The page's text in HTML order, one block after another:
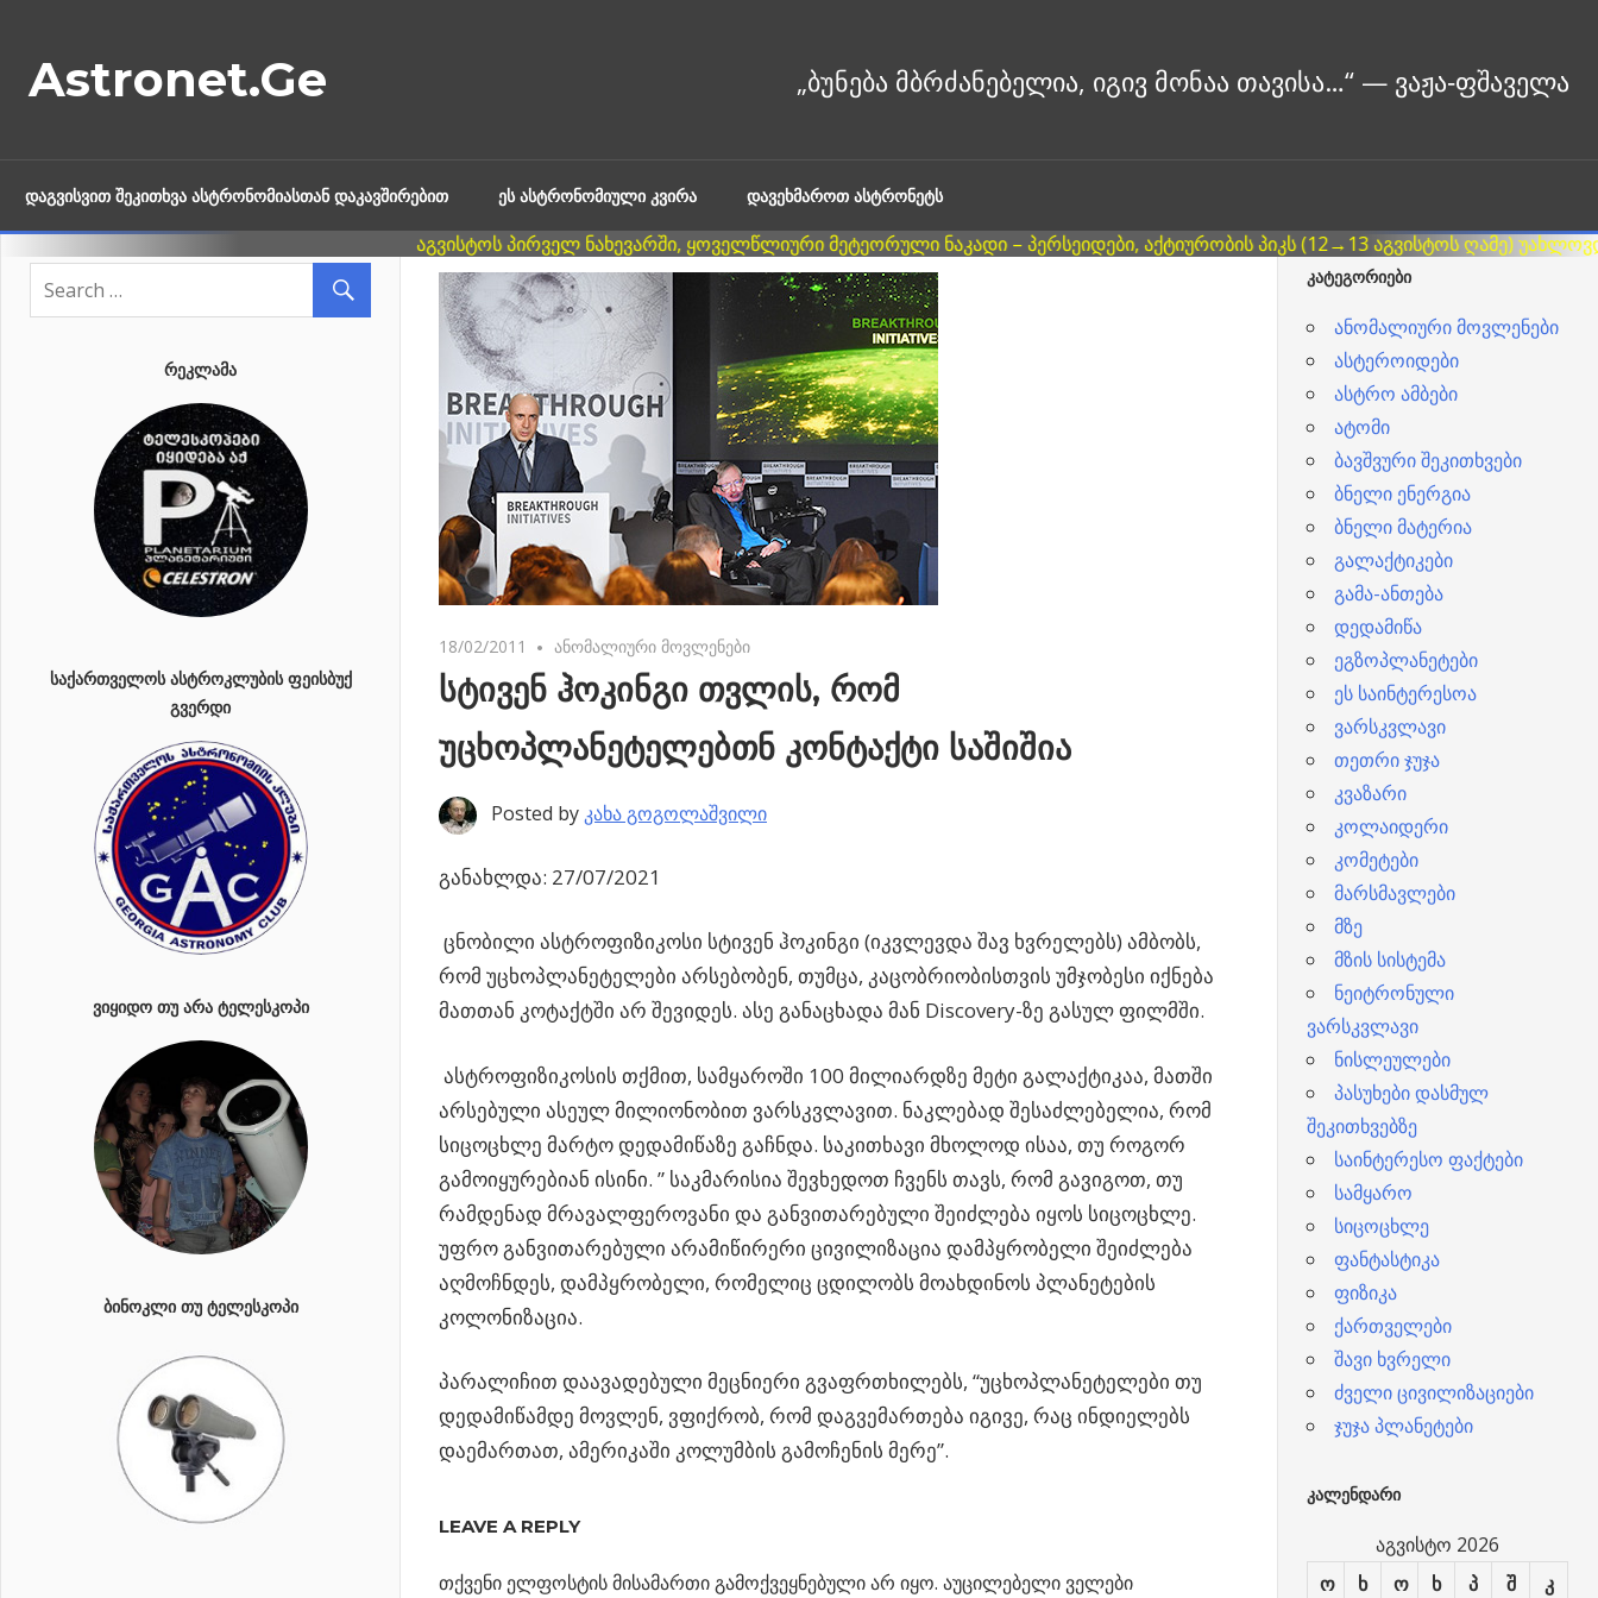
content
Astronet.Ge
ᲓᲐᲒᲕᲘᲡᲕᲘᲗ ᲨᲔᲙᲘᲗᲮᲕᲐ ᲐᲡᲢᲠᲝᲜᲝᲛᲘᲐᲡᲗᲐᲜ ᲓᲐᲙᲐᲕᲨᲘᲠᲔᲑᲘᲗ ᲔᲡ ᲐᲡᲢᲠᲝᲜᲝᲛᲘᲣᲚᲘ ᲙᲕᲘᲠᲐ ᲓᲐᲕᲔᲮᲛᲐᲠᲝᲗ ᲐᲡᲢᲠᲝᲜᲔᲢᲡ
18/02/2011 No comments
ანომალიური მოვლენები
სტივენ ჰოკინგი თვლის, რომ
უცხოპლანეტელებთნ კონტაქტი საშიშია
Posted by კახა გოგოლაშვილი
განახლდა: 27/07/2021
ცნობილი ასტროფიზიკოსი სტივენ ჰოკინგი (იკვლევდა შავ ხვრელებს) ამბობს,
რომ უცხოპლანეტელები არსებობენ, თუმცა, კაცობრიობისთვის უმჯობესი იქნება
მათთან კოტაქტში არ შევიდეს. ასე განაცხადა მან Discovery-ზე გასულ ფილმში.
ასტროფიზიკოსის თქმით, სამყაროში 100 მილიარდზე მეტი გალაქტიკაა, მათში
არსებული ასეულ მილიონობით ვარსკვლავით. ნაკლებად შესაძლებელია, რომ
სიცოცხლე მარტო დედამიწაზე გაჩნდა. საკითხავი მხოლოდ ისაა, თუ როგორ
გამოიყურებიან ისინი. ” საკმარისია შევხედოთ ჩვენს თავს, რომ გავიგოთ, თუ
რამდენად მრავალფეროვანი და განვითარებული შეიძლება იყოს სიცოცხლე.
უფრო განვითარებული არამიწირერი ცივილიზაცია დამპყრობელი შეიძლება
აღმოჩნდეს, დამპყრობელი, რომელიც ცდილობს მოახდინოს პლანეტების
კოლონიზაცია.
პარალიჩით დაავადებული მეცნიერი გვაფრთხილებს, “უცხოპლანეტელები თუ
დედამიწამდე მოვლენ, ვფიქრობ, რომ დაგვემართება იგივე, რაც ინდიელებს
დაემართათ, ამერიკაში კოლუმბის გამოჩენის მერე”.
Previous
LEAVE A REPLY
თქვენი ელფოსტის მისამართი გამოქვეყნებული არ იყო. აუცილებელი ველები
ᲠᲔᲙᲚᲐᲛᲐ
ᲡᲐᲥᲐᲠᲗᲕᲔᲚᲝᲡ ᲐᲡᲢᲠᲝᲙᲚᲣᲑᲘᲡ ᲤᲔᲘᲡᲑᲣᲥ
ᲒᲕᲔᲠᲓᲘ
ᲕᲘᲧᲘᲓᲝ ᲗᲣ ᲐᲠᲐ ᲢᲔᲚᲔᲡᲙᲝᲞᲘ
ᲑᲘᲜᲝᲙᲚᲘ ᲗᲣ ᲢᲔᲚᲔᲡᲙᲝᲞᲘ
ᲙᲐᲢᲔᲒᲝᲠᲘᲔᲑᲘ
ანომალიური მოვლენები
ასტეროიდები
ასტრო ამბები
ატომი
ბავშვური შეკითხვები
ბნელი ენერგია
ბნელი მატერია
გალაქტიკები
გამა-ანთება
დედამიწა
ეგზოპლანეტები
ეს საინტერესოა
ვარსკვლავი
თეთრი ჯუჯა
კვაზარი
კოლაიდერი
კომეტები
მარსმავლები
მზე
მზის სისტემა
ნეიტრონული
ვარსკვლავი
ნისლეულები
პასუხები დასმულ
შეკითხვებზე
საინტერესო ფაქტები
სამყარო
სიცოცხლე
ფანტასტიკა
ფიზიკა
ქართველები
შავი ხვრელი
ძველი ცივილიზაციები
ჯუჯა პლანეტები
ᲙᲐᲚᲔᲜᲓᲐᲠᲘ
აგვისტო 2026
ო
ხ ო ხ პ შ კ